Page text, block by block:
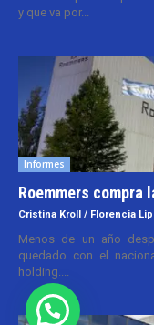
y que va por...
Informes
Roemmers compra
Cristina Kroll / Florencia
Menos de un año
quedado con el
holding....